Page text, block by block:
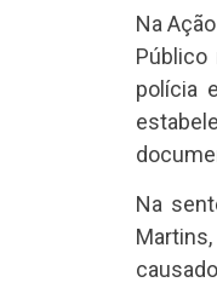
Na
Público
polícia
Na